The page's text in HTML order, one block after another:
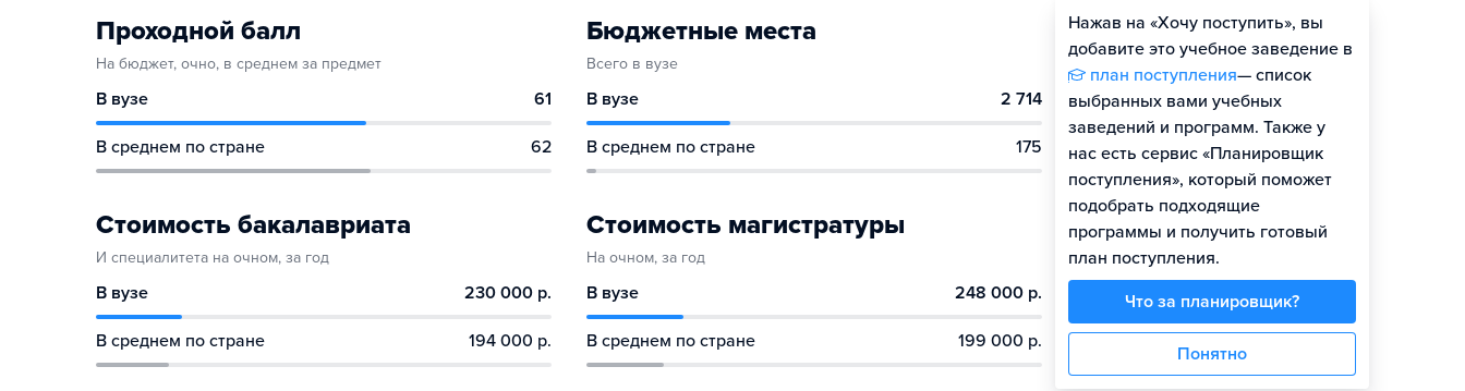
Проходной балл
На бюджет, очно, в среднем за предмет
В вузе 61
В среднем по стране 62
Бюджетные места
Всего в вузе
В вузе 2 714
В среднем по стране 175
Стоимость бакалавриата
И специалитета на очном, за год
В вузе 230 000 р.
В среднем по стране 194 000 р.
Стоимость магистратуры
На очном, за год
В вузе 248 000 р.
В среднем по стране 199 000 р.
Нажав на «Хочу поступить», вы
добавите это учебное заведение в
план поступления— список
выбранных вами учебных
заведений и программ. Также у
нас есть сервис «Планировщик
поступления», который поможет
подобрать подходящие
программы и получить готовый
план поступления.
Что за планировщик?
Понятно
Оценить шансы